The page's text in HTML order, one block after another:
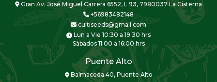
Gran Av. José Miguel Carrera 6552, L 93, 7980037 La Cisterna
+56983482148
cultiseeds@gmail.com
Lun a Vie 10:30 a 19:30 hrs
Sábados 11:00 a 16:00 hrs
Puente Alto
Balmaceda 40, Puente Alto